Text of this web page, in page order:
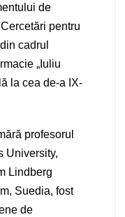
de
pentru
cadrul
„Iuliu
la cea de-a IX-
profesorul
University,
Lindberg
Suedia, fost
de